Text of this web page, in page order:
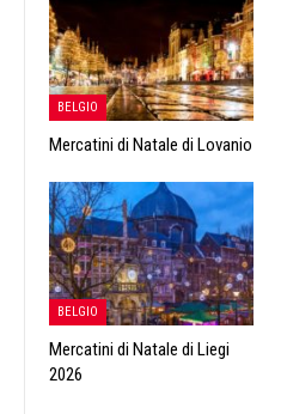
BELGIO
Mercatini di Natale di Lovanio
BELGIO
Mercatini di Natale di Liegi
2026